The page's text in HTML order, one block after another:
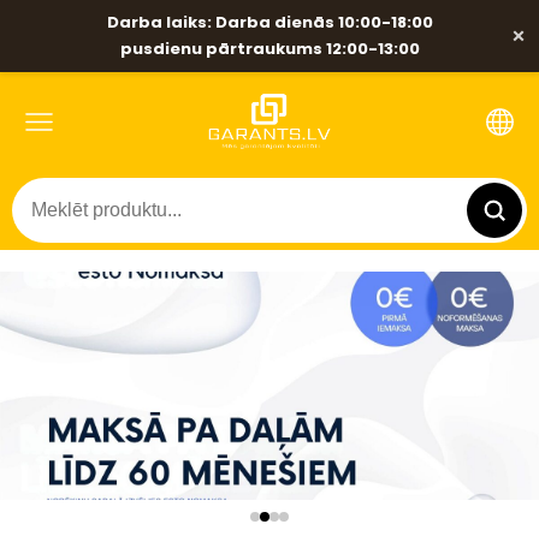
Darba laiks: Darba dienās 10:00-18:00
pusdienu pārtraukums 12:00-13:00
×